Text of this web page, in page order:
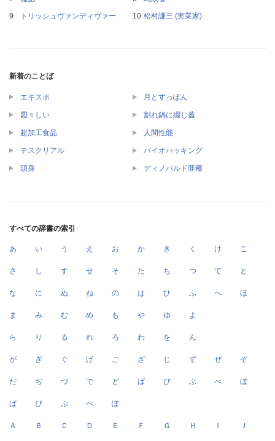
トリッシュヴァンディヴァー
松村謙三 (実業家)
新着のことば
エキスポ 月とすっぽん
図々しい 割れ鍋に綴じ蓋
超加工食品 人間性能
テスクリアル バイオハッキング
頭身 ディノバルド亜種
すべての辞書の索引
あ い う え お か き く け こ
さ し す せ そ た ち つ て と
な に ぬ ね の は ひ ふ へ ほ
ま み む め も や ゆ よ
ら り る れ ろ わ を ん
が ぎ ぐ げ ご ざ じ ず ぜ ぞ
だ ぢ づ で ど ば び ぶ べ ぼ
ぱ ぴ ぷ ぺ ぽ
Ａ Ｂ Ｃ Ｄ Ｅ Ｆ Ｇ Ｈ Ｉ Ｊ